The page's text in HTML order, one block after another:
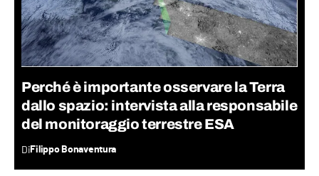
Perché è importante osservare la Terra
dallo spazio: intervista alla responsabile
del monitoraggio terrestre ESA
DiFilippo Bonaventura